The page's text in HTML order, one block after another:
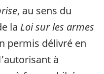
, au sens du
la Loi sur les armes
permis délivré en
à